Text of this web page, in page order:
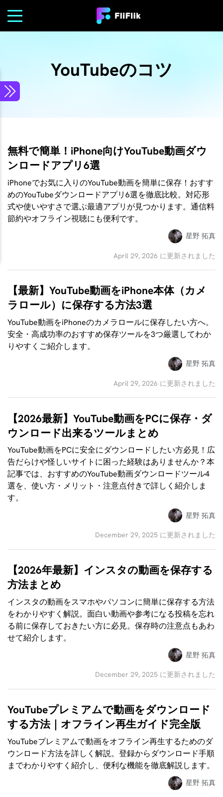
YouTubeのコツ
無料で簡単！iPhone向けYouTube動画ダウ
ンロードアプリ6選
iPhoneでお気に入りのYouTube動画を簡単に保存！おすす
めのYouTubeダウンロードアプリ6選を徹底比較。対応形
式や使いやすさで選ぶ最適アプリが見つかります。通信料
節約やオフライン視聴にも便利です。
星野 拓真
April 29, 2026 に更新されました
【最新】YouTube動画をiPhone本体（カメ
ラロール）に保存する方法3選
YouTube動画をiPhoneのカメラロールに保存したい方へ。
安全・高成功率のおすすめ保存ツールを3つ厳選してわか
りやすくご紹介します。
星野 拓真
April 29, 2026 に更新されました
【2026最新】YouTube動画をPCに保存・ダ
ウンロード出来るツールまとめ
YouTube動画をPCに安全にダウンロードしたい方必見！広
告だらけや怪しいサイトに困った経験はありませんか？本
記事では、おすすめのYouTube動画ダウンロードツール4
選を、使い方・メリット・注意点付きで詳しく紹介しま
す。
星野 拓真
December 29, 2025 に更新されました
【2026年最新】インスタの動画を保存する
方法まとめ
インスタの動画をスマホやパソコンに簡単に保存する方法
をわかりやすく解説。面白い動画や参考になる投稿を忘れ
る前に保存しておきたい方に必見。保存時の注意点もあわ
せて紹介します。
星野 拓真
December 29, 2025 に更新されました
YouTubeプレミアムで動画をダウンロード
する方法｜オフライン再生ガイド完全版
YouTubeプレミアムで動画をオフライン再生するためのダ
ウンロード方法を詳しく解説。登録からダウンロード手順
までわかりやすく紹介し、便利な機能を徹底解説します。
星野 拓真